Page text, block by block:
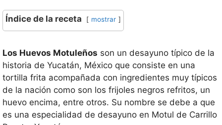
Índice de la receta mostrar
Los Huevos Motuleños son un desayuno típico de la
historia de Yucatán, México que consiste en una
tortilla frita acompañada con ingredientes muy típicos
de la nación como son los frijoles negros refritos, un
huevo encima, entre otros. Su nombre se debe a que
es una especialidad de desayuno en Motul de Carrillo